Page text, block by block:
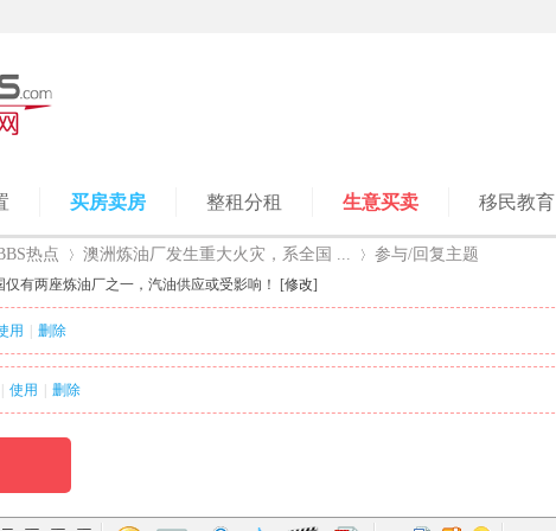
买房卖房 整租分租 生意买卖 移民教育
热点
›
澳洲炼油厂发生重大火灾，系全国 ...
›
参与/回复主题
有两座炼油厂之一，汽油供应或受影响！ [修改]
用 删除
使用 删除